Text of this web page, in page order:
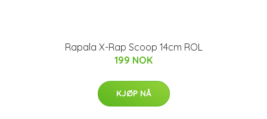
Rapala X-Rap Scoop 14cm ROL
199 NOK
KJØP NÅ